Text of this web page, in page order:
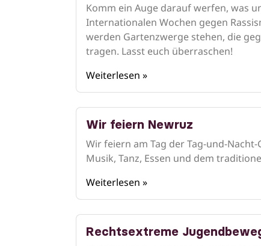
Komm ein Auge darauf werfen, was
Internationalen Wochen gegen
werden Gartenzwerge stehen, die
tragen. Lasst euch überraschen!
Weiterlesen »
Wir feiern Newruz
Wir feiern am Tag der Tag-und-
Musik, Tanz, Essen und dem
Weiterlesen »
Rechtsextreme